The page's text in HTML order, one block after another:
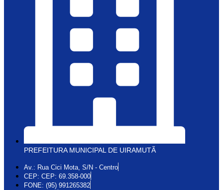
PREFEITURA MUNICIPAL DE UIRAMUTÃ
Av.: Rua Cici Mota, S/N - Centro
CEP: CEP: 69.358-000
FONE: (95) 991265382